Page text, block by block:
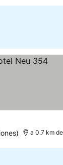
a 0.7 km